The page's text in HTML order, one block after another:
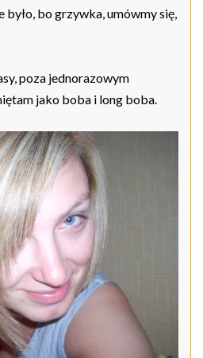
było, bo grzywka, umówmy się,
poza jednorazowym
jako boba i long boba.